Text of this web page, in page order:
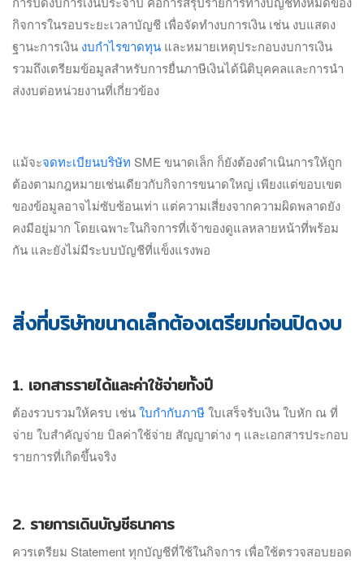
กิจการในรอบระยะเวลาบัญชี เพื่อจัดทำงบการเงิน เช่น งบแสดง
ฐานะการเงิน งบกำไรขาดทุน และหมายเหตุประกอบงบการเงิน
รวมถึงเตรียมข้อมูลสำหรับการยื่นภาษีเงินได้นิติบุคคลและการนำ
ส่งงบต่อหน่วยงานที่เกี่ยวข้อง
แม้จะจดทะเบียนบริษัท SME ขนาดเล็ก ก็ยังต้องดำเนินการให้ถูก
ต้องตามกฎหมายเช่นเดียวกับกิจการขนาดใหญ่ เพียงแต่ขอบเขต
ของข้อมูลอาจไม่ซับซ้อนเท่า แต่ความเสี่ยงจากความผิดพลาดยัง
คงมีอยู่มาก โดยเฉพาะในกิจการที่เจ้าของดูแลหลายหน้าที่พร้อม
กัน และยังไม่มีระบบบัญชีที่แข็งแรงพอ
สิ่งที่บริษัทขนาดเล็กต้องเตรียมก่อนปิดงบ
1. เอกสารรายได้และค่าใช้จ่ายทั้งปี
ต้องรวบรวมให้ครบ เช่นใบกำกับภาษีใบเสร็จรับเงิน ใบหัก ณ ที่
จ่าย ใบสำคัญจ่าย บิลค่าใช้จ่าย สัญญาต่าง ๆ และเอกสารประกอบ
รายการที่เกิดขึ้นจริง
2. รายการเดินบัญชีธนาคาร
ควรเตรียม Statement ทุกบัญชีที่ใช้ในกิจการ เพื่อใช้ตรวจสอบยอด